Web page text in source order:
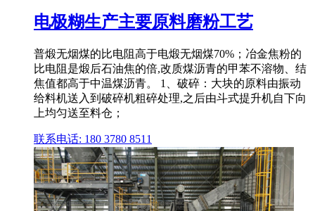
电极糊生产主要原料磨粉工艺
普煅无烟煤的比电阻高于电煅无烟煤70%；冶金焦粉的
比电阻是煅后石油焦的倍,改质煤沥青的甲苯不溶物、结
焦值都高于中温煤沥青。 1、破碎：大块的原料由振动
给料机送入到破碎机粗碎处理,之后由斗式提升机自下向
上均匀送至料仓；
联系电话: 180 3780 8511